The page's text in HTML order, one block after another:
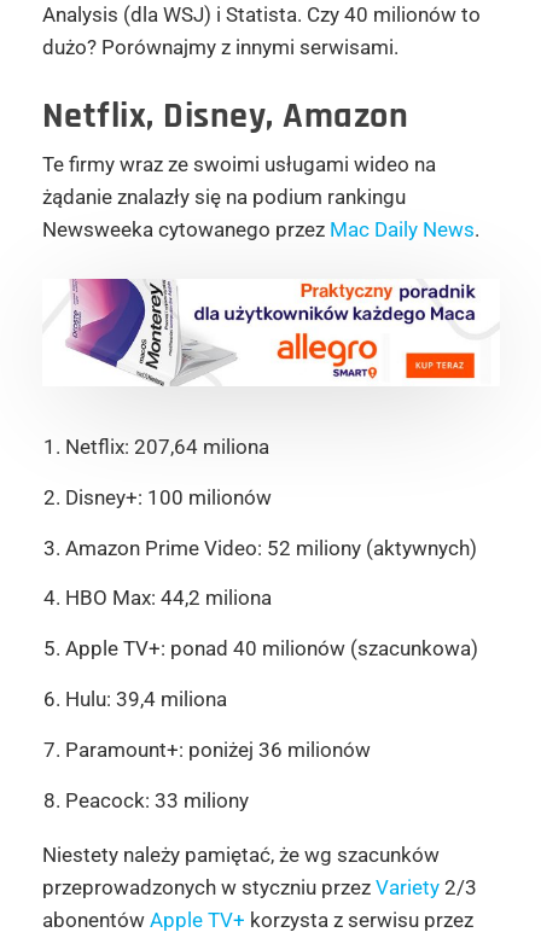
Analysis (dla WSJ) i Statista. Czy 40 milionów to
dużo? Porównajmy z innymi serwisami.
Netflix, Disney, Amazon
Te firmy wraz ze swoimi usługami wideo na
żądanie znalazły się na podium rankingu
Newsweeka cytowanego przez Mac Daily News.
Netflix: 207,64 miliona
Disney+: 100 milionów
Amazon Prime Video: 52 miliony (aktywnych)
HBO Max: 44,2 miliona
Apple TV+: ponad 40 milionów (szacunkowa)
Hulu: 39,4 miliona
Paramount+: poniżej 36 milionów
Peacock: 33 miliony
Niestety należy pamiętać, że wg szacunków
przeprowadzonych w styczniu przez Variety2/3
abonentów Apple TV+ korzysta z serwisu przez